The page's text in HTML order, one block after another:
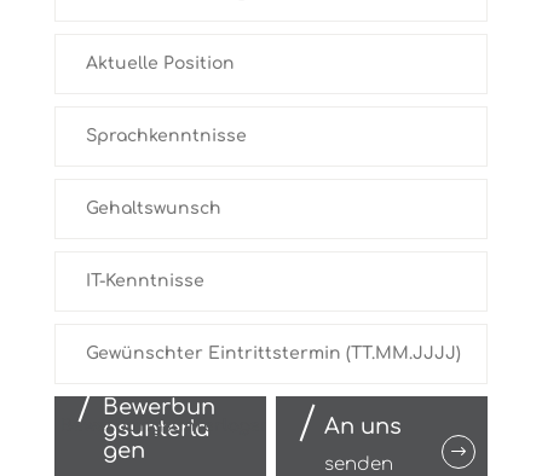
Bewerbun
gsunterla
gen
An uns
senden